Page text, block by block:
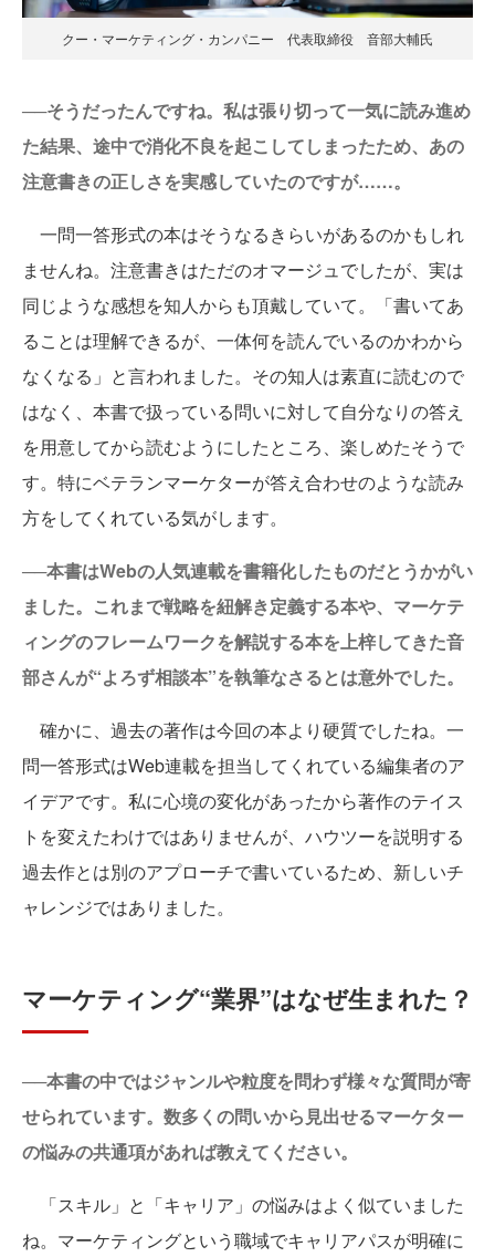
クー・マーケティング・カンパニー 代表取締役 音部大輔氏
──そうだったんですね。私は張り切って一気に読み進め
た結果、途中で消化不良を起こしてしまったため、あの
注意書きの正しさを実感していたのですが……。
一問一答形式の本はそうなるきらいがあるのかもしれ
ませんね。注意書きはただのオマージュでしたが、実は
同じような感想を知人からも頂戴していて。「書いてあ
ることは理解できるが、一体何を読んでいるのかわから
なくなる」と言われました。その知人は素直に読むので
はなく、本書で扱っている問いに対して自分なりの答え
を用意してから読むようにしたところ、楽しめたそうで
す。特にベテランマーケターが答え合わせのような読み
方をしてくれている気がします。
──本書はWebの人気連載を書籍化したものだとうかがい
ました。これまで戦略を紐解き定義する本や、マーケテ
ィングのフレームワークを解説する本を上梓してきた音
部さんが“よろず相談本”を執筆なさるとは意外でした。
確かに、過去の著作は今回の本より硬質でしたね。一
問一答形式はWeb連載を担当してくれている編集者のア
イデアです。私に心境の変化があったから著作のテイス
トを変えたわけではありませんが、ハウツーを説明する
過去作とは別のアプローチで書いているため、新しいチ
ャレンジではありました。
マーケティング“業界”はなぜ生まれた？
──本書の中ではジャンルや粒度を問わず様々な質問が寄
せられています。数多くの問いから見出せるマーケター
の悩みの共通項があれば教えてください。
「スキル」と「キャリア」の悩みはよく似ていました
ね。マーケティングという職域でキャリアパスが明確に